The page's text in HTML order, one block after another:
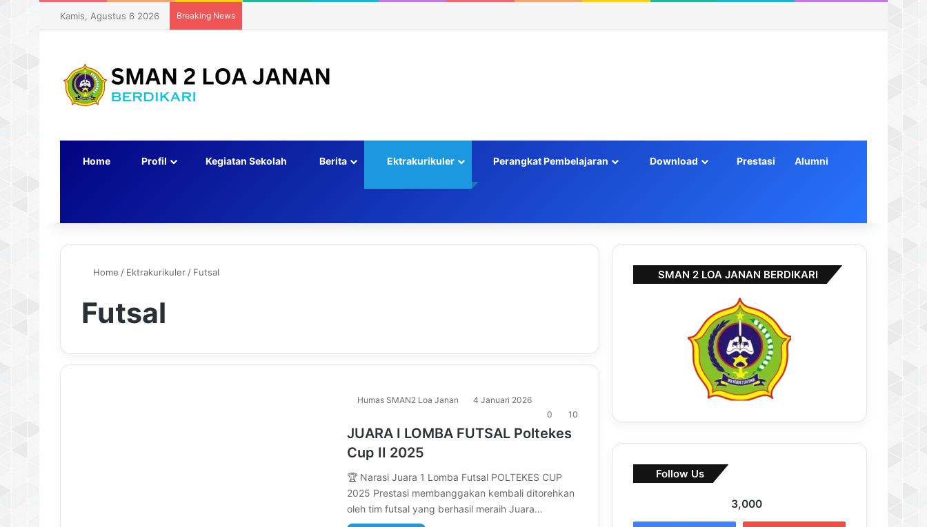
Kamis, Agustus 6 2026 Breaking News
Home Profil Kegiatan Sekolah Berita Ektrakurikuler Perangkat Pembelajaran Download Prestasi Alumni
Home / Ektrakurikuler / Futsal
Futsal
Humas SMAN2 Loa Janan
4 Januari 2026
0
10
JUARA I LOMBA FUTSAL Poltekes
Cup II 2025
🏆 Narasi Juara 1 Lomba Futsal POLTEKES CUP
2025 Prestasi membanggakan kembali ditorehkan
oleh tim futsal yang berhasil meraih Juara…
SMAN 2 LOA JANAN BERDIKARI
Follow Us
3,000